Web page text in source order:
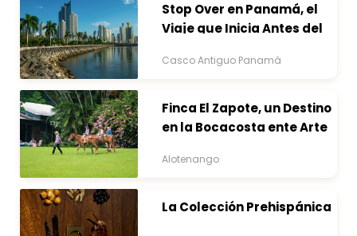
Stop Over en Panamá, el
Viaje que Inicia Antes del
Casco Antiguo Panamá
Finca El Zapote, un Destino
en la Bocacosta ente Arte
Alotenango
La Colección Prehispánica